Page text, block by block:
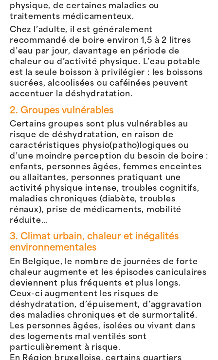
physique, de certaines maladies ou
traitements médicamenteux.
Chez l’adulte, il est généralement
recommandé de boire environ 1,5 à 2 litres
d’eau par jour, davantage en période de
chaleur ou d’activité physique. L’eau potable
est la seule boisson à privilégier : les boissons
sucrées, alcoolisées ou caféinées peuvent
accentuer la déshydratation.
2. Groupes vulnérables
Certains groupes sont plus vulnérables au
risque de déshydratation, en raison de
caractéristiques physio(patho)logiques ou
d’une moindre perception du besoin de boire :
enfants, personnes âgées, femmes enceintes
ou allaitantes, personnes pratiquant une
activité physique intense, troubles cognitifs,
maladies chroniques (diabète, troubles
rénaux), prise de médicaments, mobilité
réduite…
3. Climat urbain, chaleur et inégalités
environnementales
En Belgique, le nombre de journées de forte
chaleur augmente et les épisodes caniculaires
deviennent plus fréquents et plus longs.
Ceux-ci augmentent les risques de
déshydratation, d’épuisement, d’aggravation
des maladies chroniques et de surmortalité.
Les personnes âgées, isolées ou vivant dans
des logements mal ventilés sont
particulièrement à risque.